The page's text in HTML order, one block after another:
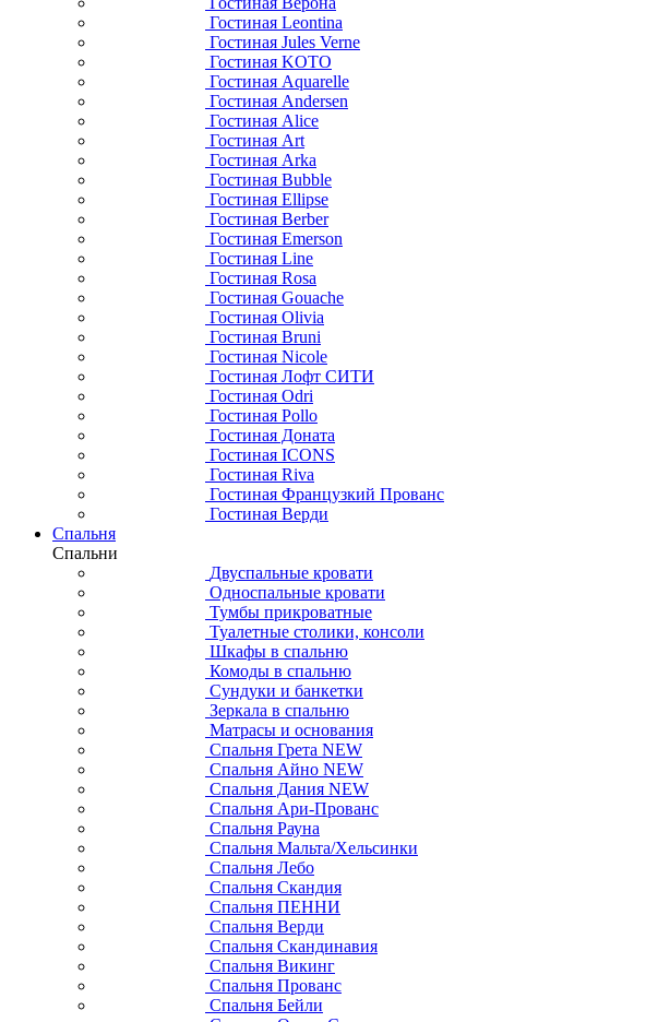
Гостиная Leontina
Гостиная Jules Verne
Гостиная KOTO
Гостиная Aquarelle
Гостиная Andersen
Гостиная Alice
Гостиная Art
Гостиная Arka
Гостиная Bubble
Гостиная Ellipse
Гостиная Berber
Гостиная Emerson
Гостиная Line
Гостиная Rosa
Гостиная Gouache
Гостиная Olivia
Гостиная Bruni
Гостиная Nicole
Гостиная Лофт СИТИ
Гостиная Odri
Гостиная Pollo
Гостиная Доната
Гостиная ICONS
Гостиная Riva
Гостиная Французкий Прованс
Гостиная Верди
Спальня
Спальни
Двуспальные кровати
Односпальные кровати
Тумбы прикроватные
Туалетные столики, консоли
Шкафы в спальню
Комоды в спальню
Сундуки и банкетки
Зеркала в спальню
Матрасы и основания
Спальня Грета NEW
Спальня Айно NEW
Спальня Дания NEW
Спальня Ари-Прованс
Спальня Рауна
Спальня Мальта/Хельсинки
Спальня Лебо
Спальня Скандия
Спальня ПЕННИ
Спальня Верди
Спальня Скандинавия
Спальня Викинг
Спальня Прованс
Спальня Бейли